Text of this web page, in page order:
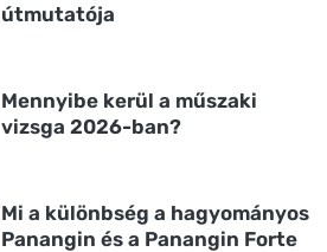
útmutatója
Mennyibe kerül a műszaki
vizsga 2026-ban?
Mi a különbség a hagyományos
Panangin és a Panangin Forte